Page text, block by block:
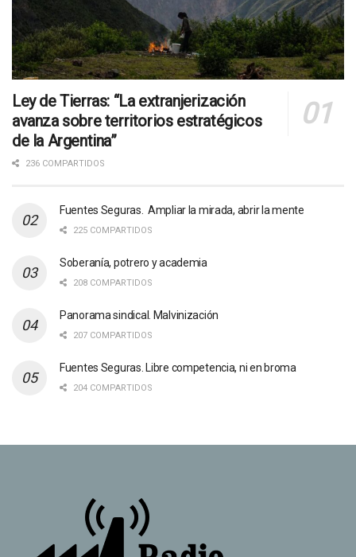
Ley de Tierras: “La extranjerización
avanza sobre territorios estratégicos
de la Argentina”
236 COMPARTIDOS
Fuentes Seguras. Ampliar la mirada, abrir la mente
225 COMPARTIDOS
Soberanía, potrero y academia
208 COMPARTIDOS
Panorama sindical. Malvinización
207 COMPARTIDOS
Fuentes Seguras. Libre competencia, ni en broma
204 COMPARTIDOS